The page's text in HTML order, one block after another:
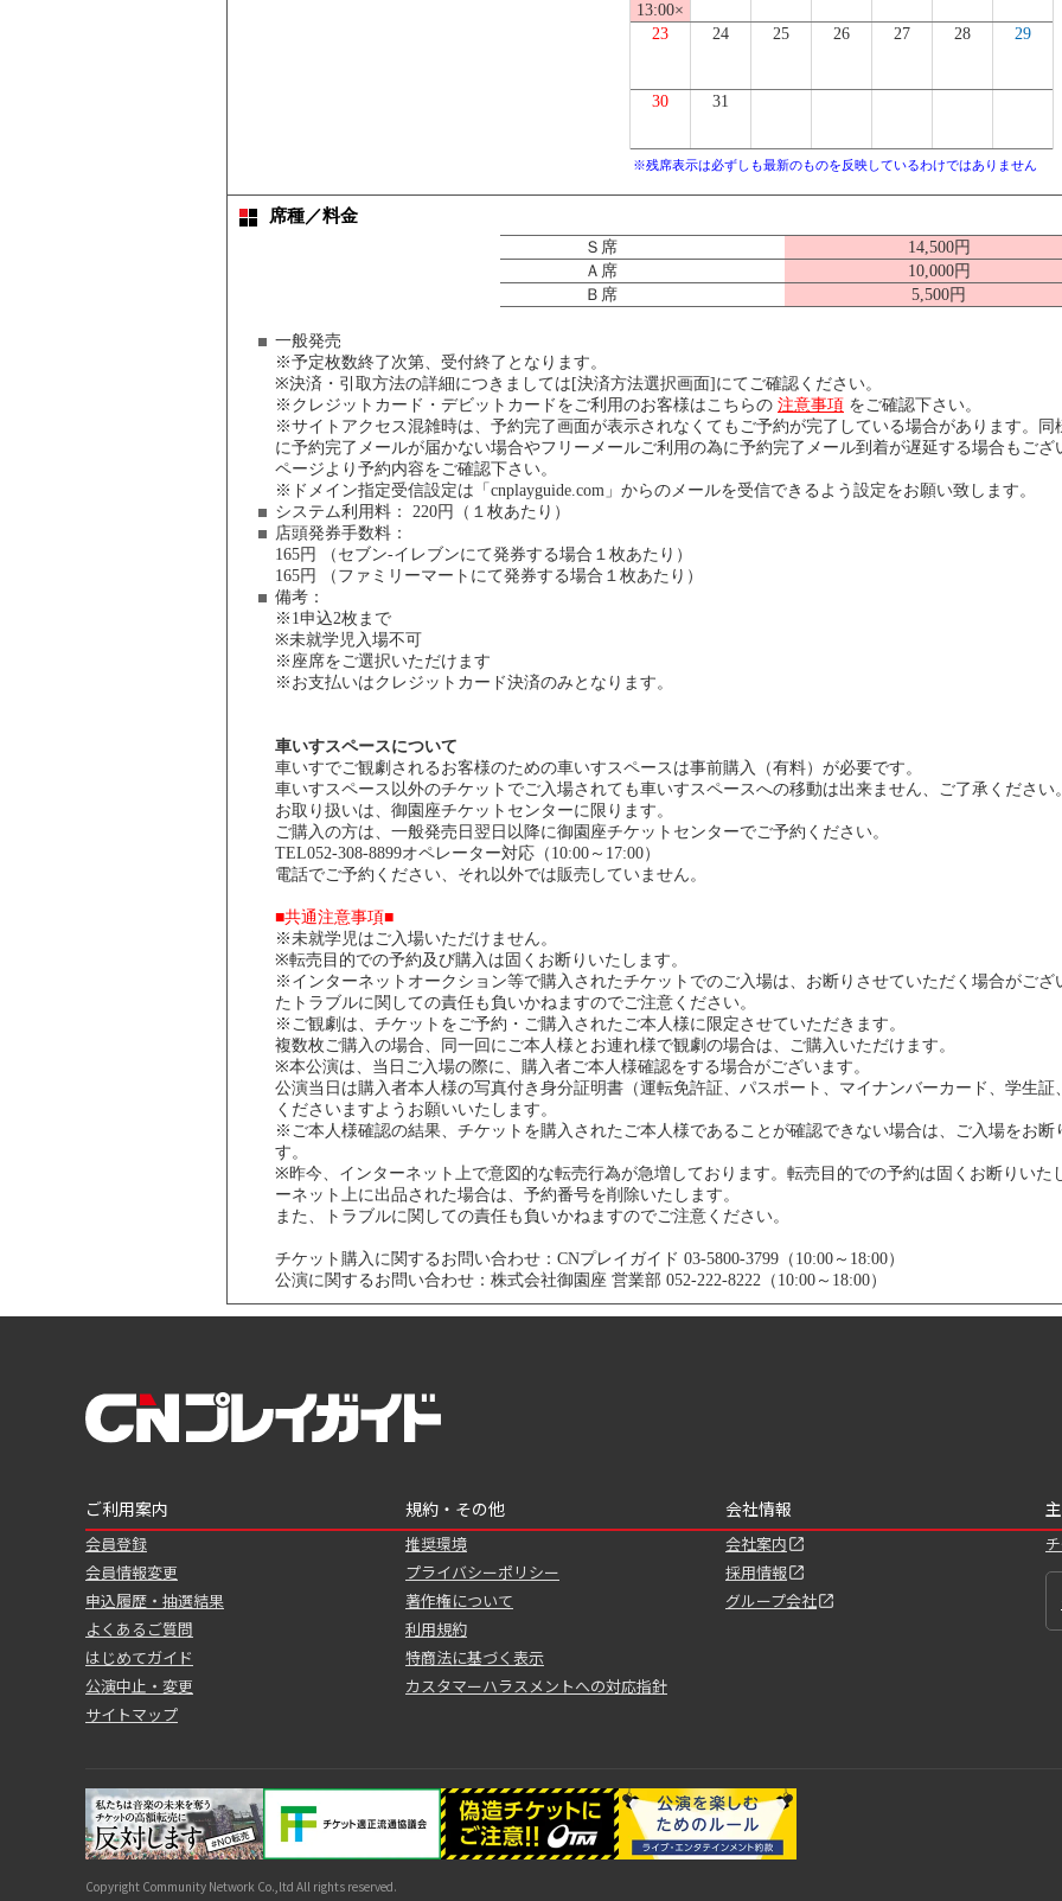
13:00×
23
24 25 26 27 28 29
30 31
※残席表示は必ずしも最新のものを反映しているわけではありません
席種／料金
Ｓ席
14,500円
Ａ席
10,000円
Ｂ席
5,500円
一般発売
※予定枚数終了次第、受付終了となります。
※決済・引取方法の詳細につきましては[決済方法選択画面]にてご確認ください。
※クレジットカード・デビットカードをご利用のお客様はこちらの 注意事項 をご確認下さい。
※サイトアクセス混雑時は、予約完了画面が表示されなくてもご予約が完了している場合があります。
に予約完了メールが届かない場合やフリーメールご利用の為に予約完了メール到着が遅延する場合もご
ページより予約内容をご確認下さい。
※ドメイン指定受信設定は「cnplayguide.com」からのメールを受信できるよう設定をお願い致します。
システム利用料： 220円（１枚あたり）
店頭発券手数料 ：
165円 （セブン-イレブンにて発券する場合１枚あたり）
165円 （ファミリーマートにて発券する場合１枚あたり）
備考：
※1申込2枚まで
※未就学児入場不可
※座席をご選択いただけます
※お支払いはクレジットカード決済のみとなります。
車いすスペースについて
車いすでご観劇されるお客様のための車いすスペースは事前購入（有料）が必要です。
車いすスペース以外のチケットでご入場されても車いすスペースへの移動は出来ません、ご了承ください
お取り扱いは、御園座チケットセンターに限ります。
ご購入の方は、一般発売日翌日以降に御園座チケットセンターでご予約ください。
TEL052-308-8899オペレーター対応（10:00～17:00）
電話でご予約ください、それ以外では販売していません。
■共通注意事項■
※未就学児はご入場いただけません。
※転売目的での予約及び購入は固くお断りいたします。
※インターネットオークション等で購入されたチケットでのご入場は、お断りさせていただく場合がご
たトラブルに関しての責任も負いかねますのでご注意ください。
※ご観劇は、チケットをご予約・ご購入されたご本人様に限定させていただきます。
複数枚ご購入の場合、同一回にご本人様とお連れ様で観劇の場合は、ご購入いただけます。
※本公演は、当日ご入場の際に、購入者ご本人様確認をする場合がございます。
公演当日は購入者本人様の写真付き身分証明書（運転免許証、パスポート、マイナンバーカード、学生
くださいますようお願いいたします。
※ご本人様確認の結果、チケットを購入されたご本人様であることが確認できない場合は、ご入場をお
す。
※昨今、インターネット上で意図的な転売行為が急増しております。転売目的での予約は固くお断りいた
ーネット上に出品された場合は、予約番号を削除いたします。
また、トラブルに関しての責任も負いかねますのでご注意ください。
チケット購入に関するお問い合わせ：CNプレイガイド 03-5800-3799（10:00～18:00）
公演に関するお問い合わせ：株式会社御園座 営業部 052-222-8222（10:00～18:00）
ご利用案内
会員登録
会員情報変更
申込履歴・抽選結果
よくあるご質問
はじめてガイド
公演中止・変更
サイトマップ
規約・その他
推奨環境
プライバシーポリシー
著作権について
利用規約
特商法に基づく表示
カスタマーハラスメントへの対応指針
会社情報
会社案内
採用情報
グループ会社
Copyright Community Network Co.,ltd All rights reserved.